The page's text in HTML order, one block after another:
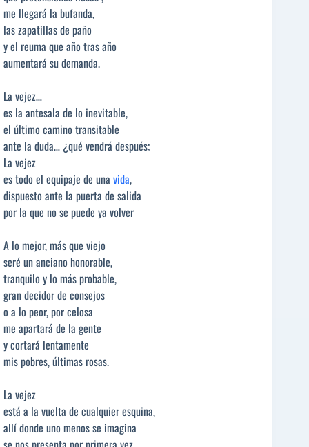
me llegará la bufanda,
las zapatillas de paño
y el reuma que año tras año
aumentará su demanda.
La vejez…
es la antesala de lo inevitable,
el último camino transitable
ante la duda… ¿qué vendrá después;
La vejez
es todo el equipaje de una vida,
dispuesto ante la puerta de salida
por la que no se puede ya volver
A lo mejor, más que viejo
seré un anciano honorable,
tranquilo y lo más probable,
gran decidor de consejos
o a lo peor, por celosa
me apartará de la gente
y cortará lentamente
mis pobres, últimas rosas.
La vejez
está a la vuelta de cualquier esquina,
allí donde uno menos se imagina